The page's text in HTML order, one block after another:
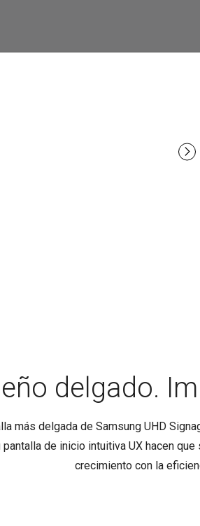
delgado.
más delgada de Samsung UHD
pantalla de inicio intuitiva UX hacen
crecimiento con la